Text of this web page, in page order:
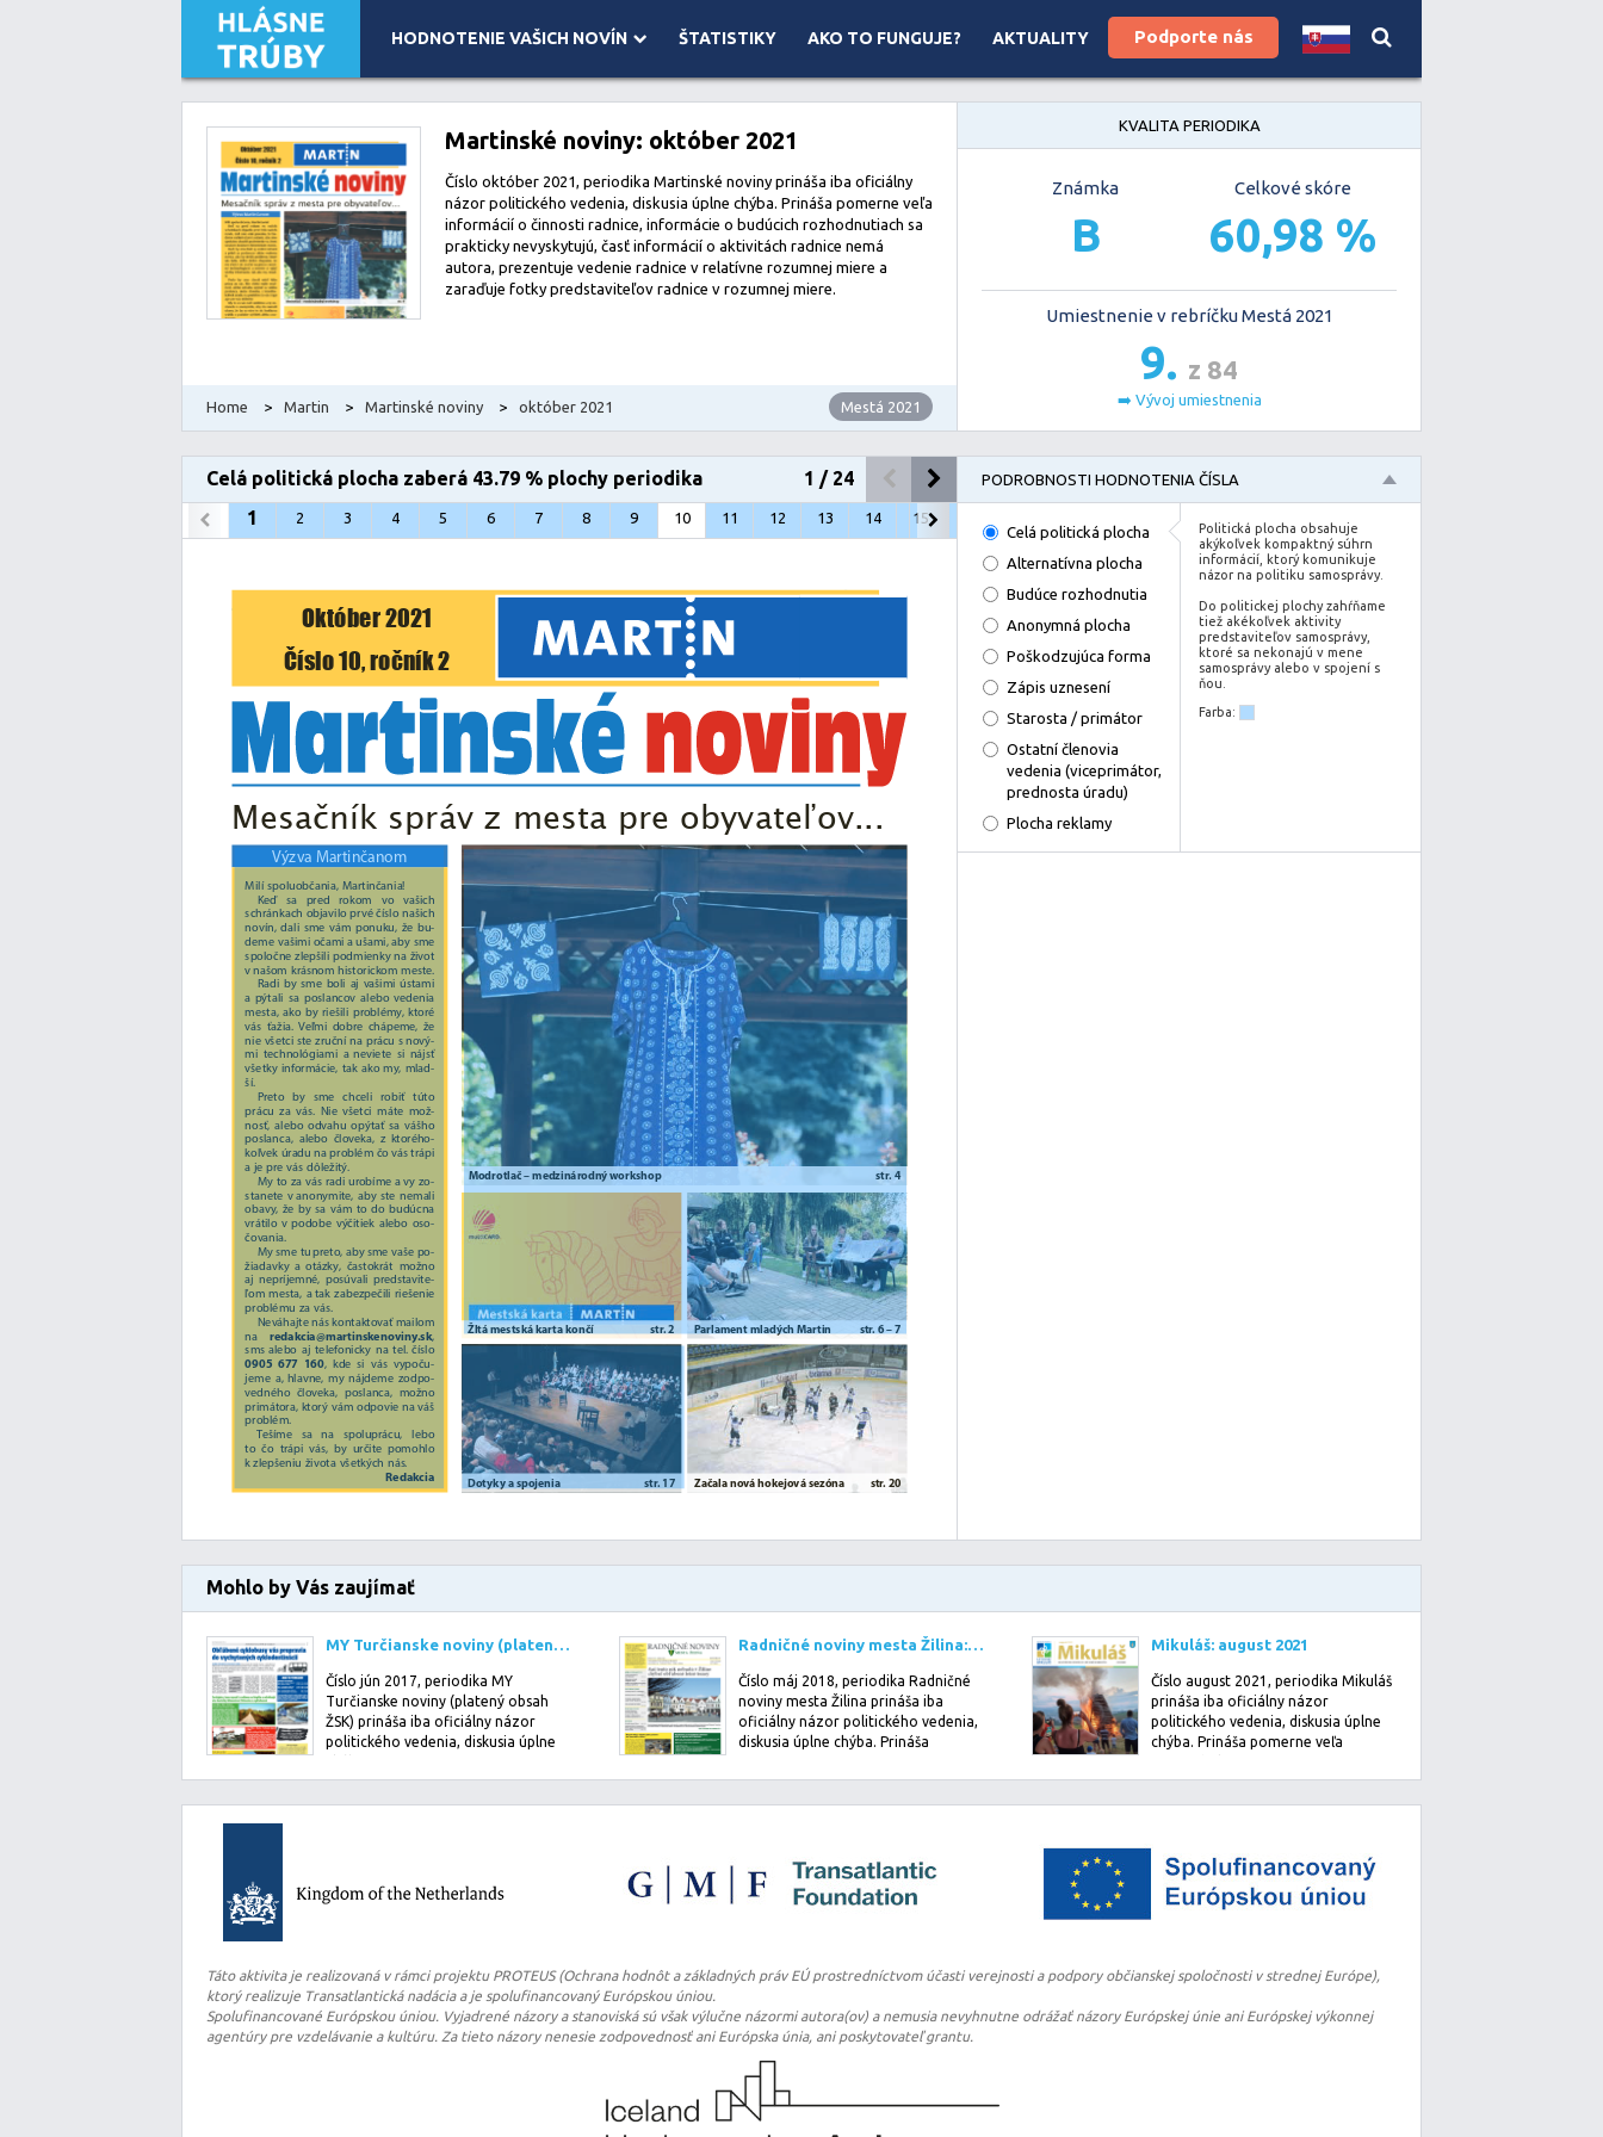
HODNOTENIE VAŠICH NOVÍN ŠTATISTIKY AKO TO FUNGUJE? AKTUALITY Podporte nás
Leaflet| Map data ©OpenStreetMapcontributors, Imagery ©Mapbox
Martinské noviny: október 2021
Číslo október 2021, periodika Martinské noviny prináša iba oficiálny
názor politického vedenia, diskusia úplne chýba. Prináša pomerne veľa
informácií o činnosti radnice, informácie o budúcich rozhodnutiach sa
prakticky nevyskytujú, časť informácií o aktivitách radnice nemá
autora, prezentuje vedenie radnice v relatívne rozumnej miere a
zaraďuje fotky predstaviteľov radnice v rozumnej miere.
Home > Martin > Martinské noviny > október 2021 Mestá 2021
KVALITA PERIODIKA
Známka
B
Celkové skóre
60,98 %
Umiestnenie v rebríčku Mestá 2021
9. z 84
➡️ Vývoj umiestnenia
Celá politická plocha zaberá 43.79 % plochy periodika 1 / 24
1
2 3 4 5 6 7 8 9 10 11 12 13 14 15
PODROBNOSTI HODNOTENIA ČÍSLA
Celá politická plocha
Alternatívna plocha
Budúce rozhodnutia
Anonymná plocha
Poškodzujúca forma
Zápis uznesení
Starosta / primátor
Ostatní členovia
vedenia (viceprimátor,
prednosta úradu)
Plocha reklamy
Politická plocha obsahuje
akýkoľvek kompaktný súhrn
informácií, ktorý komunikuje
názor na politiku samosprávy.
Do politickej plochy zahŕňame
tiež akékoľvek aktivity
predstaviteľov samosprávy,
ktoré sa nekonajú v mene
samosprávy alebo v spojení s
ňou.
Farba:
Mohlo by Vás zaujímať
MY Turčianske noviny (platený obsah ŽSK): jún 2017
Číslo jún 2017, periodika MY
Turčianske noviny (platený obsah
ŽSK) prináša iba oficiálny názor
politického vedenia, diskusia úplne
Radničné noviny mesta Žilina: máj 2018
Číslo máj 2018, periodika Radničné
noviny mesta Žilina prináša iba
oficiálny názor politického vedenia,
diskusia úplne chýba. Prináša
Mikuláš: august 2021
Číslo august 2021, periodika Mikuláš
prináša iba oficiálny názor
politického vedenia, diskusia úplne
chýba. Prináša pomerne veľa
Táto aktivita je realizovaná v rámci projektu PROTEUS (Ochrana hodnôt a základných práv EÚ prostredníctvom účasti verejnosti a podpory občianskej spoločnosti v strednej Európe),
ktorý realizuje Transatlantická nadácia a je spolufinancovaný Európskou úniou.
Spolufinancované Európskou úniou. Vyjadrené názory a stanoviská sú však výlučne názormi autora(ov) a nemusia nevyhnutne odrážať názory Európskej únie ani Európskej výkonnej
agentúry pre vzdelávanie a kultúru. Za tieto názory nenesie zodpovednosť ani Európska únia, ani poskytovateľ grantu.